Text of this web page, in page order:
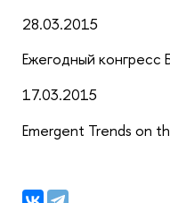
28.03.2015
Ежегодный конгресс
17.03.2015
Emergent Trends on